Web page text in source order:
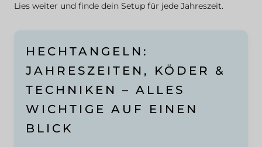
Lies weiter und finde dein Setup für jede Jahreszeit.
HECHTANGELN:
JAHRESZEITEN, KÖDER &
TECHNIKEN – ALLES
WICHTIGE AUF EINEN
BLICK